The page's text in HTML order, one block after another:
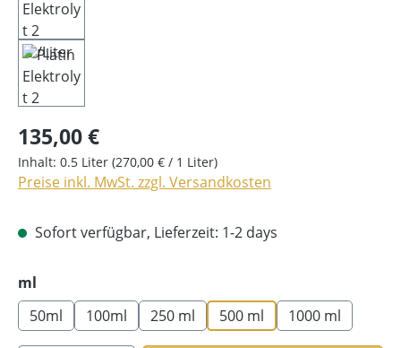
135,00 €
Inhalt: 0.5 Liter (270,00 € / 1 Liter)
Preise inkl. MwSt. zzgl. Versandkosten
Sofort verfügbar, Lieferzeit: 1-2 days
ml
50ml
100ml 250 ml 500 ml 1000 ml